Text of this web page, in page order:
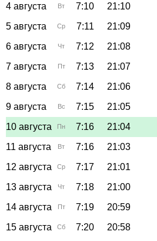
4 августа
Вт 7:10 21:10
5 августа
Ср 7:11 21:09
6 августа
Чт 7:12 21:08
7 августа
Пт 7:13 21:07
8 августа
Сб 7:14 21:06
9 августа
Вс 7:15 21:05
10 августа
Пн 7:16 21:04
11 августа
Вт 7:16 21:03
12 августа
Ср 7:17 21:01
13 августа
Чт 7:18 21:00
14 августа
Пт 7:19 20:59
15 августа
Сб 7:20 20:58